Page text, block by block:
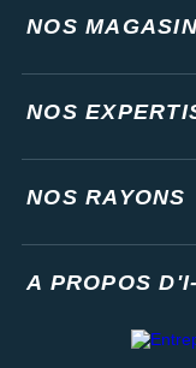
NOS
NOS
NOS RAYONS
A PROPOS